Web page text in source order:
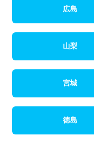
広島
山梨
宮城
徳島